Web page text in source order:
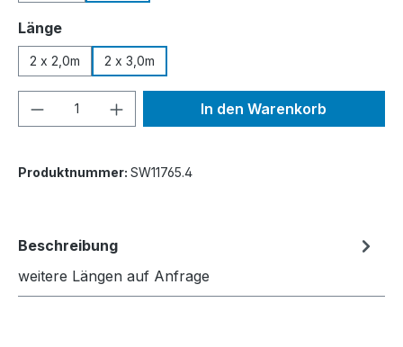
Längeauswählen
2 x 2,0m 2 x 3,0m
Produkt Anzahl: Gib denIn den Warenkorb
Produktnummer: SW11765.4
Beschreibung
weitere Längen auf Anfrage